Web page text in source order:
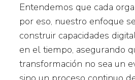
Entendemos que cada
por eso, nuestro enfoque
construir capacidades
en el tiempo, asegurando
transformación no sea un